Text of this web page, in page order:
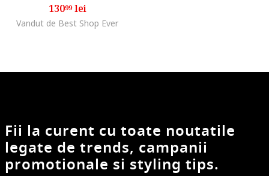
13099lei
Vandut de Best Shop Ever
Fii la curent cu toate noutatile
legate de trends, campanii
promotionale si styling tips.